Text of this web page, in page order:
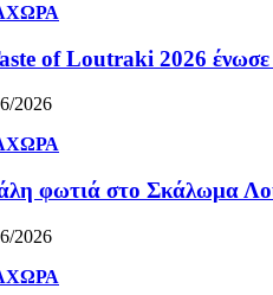
of Loutraki 2026 ένωσε
2026
φωτιά στο Σκάλωμα
2026